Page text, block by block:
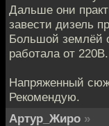
Дальше они
завести дизель
Большой землёй
работала от 220В.
Напряженный
Рекомендую.
Артур_Жиро »